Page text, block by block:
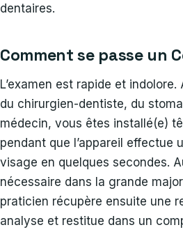
dentaires.
Comment se passe un
L’examen est rapide et
du chirurgien-dentiste, du
médecin, vous êtes installé(e)
pendant que l’appareil effectue
visage en quelques secondes.
nécessaire dans la grande
praticien récupère ensuite une
analyse et restitue dans un